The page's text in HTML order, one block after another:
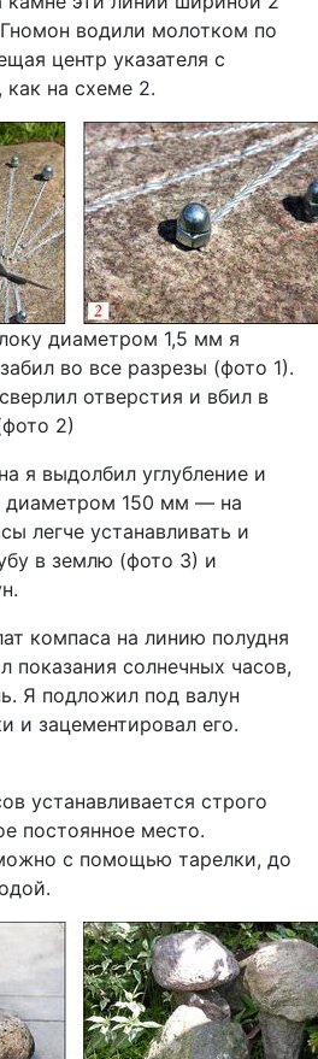
водили молотком по
центр указателя с
на схеме 2.
диаметром 1,5 мм я
во все разрезы (фото 1).
отверстия и вбил в
2)
я выдолбил углубление и
диаметром 150 мм — на
легче устанавливать и
в землю (фото 3) и
компаса на линию полудня
показания солнечных часов,
Я подложил под валун
и зацементировал его.
устанавливается строго
постоянное место.
с помощью тарелки, до